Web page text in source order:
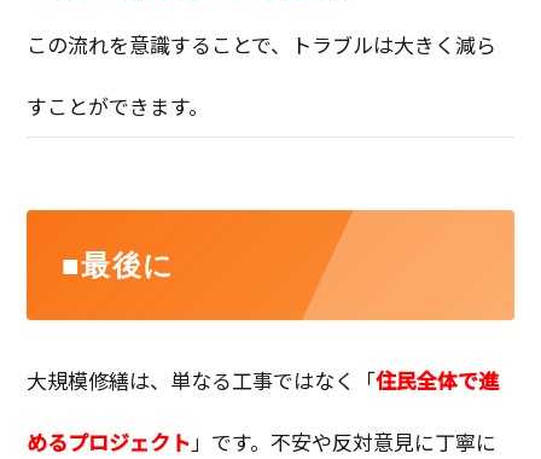
この流れを意識することで、トラブルは大きく減ら
すことができます。
■最後に
大規模修繕は、単なる工事ではなく「住民全体で進
めるプロジェクト」です。不安や反対意見に丁寧に